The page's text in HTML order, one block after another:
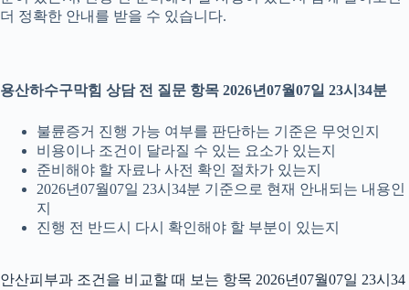
더 정확한 안내를 받을 수 있습니다.
용산하수구막힘 상담 전 질문 항목 2026년07월07일 23시34분
불륜증거 진행 가능 여부를 판단하는 기준은 무엇인지
비용이나 조건이 달라질 수 있는 요소가 있는지
준비해야 할 자료나 사전 확인 절차가 있는지
2026년07월07일 23시34분 기준으로 현재 안내되는 내용인
지
진행 전 반드시 다시 확인해야 할 부분이 있는지
안산피부과 조건을 비교할 때 보는 항목 2026년07월07일 23시34